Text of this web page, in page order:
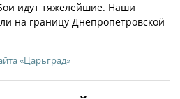
идут тяжелейшие. Наши
на границу Днепропетровской
«Царьград»